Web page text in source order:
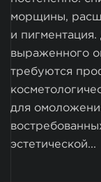
морщины,
и
выраженного
требуются
для
эстетической...